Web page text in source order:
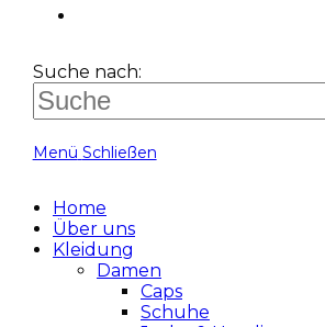
Suche nach:
Menü Schließen
Home
Über uns
Kleidung
Damen
Caps
Schuhe